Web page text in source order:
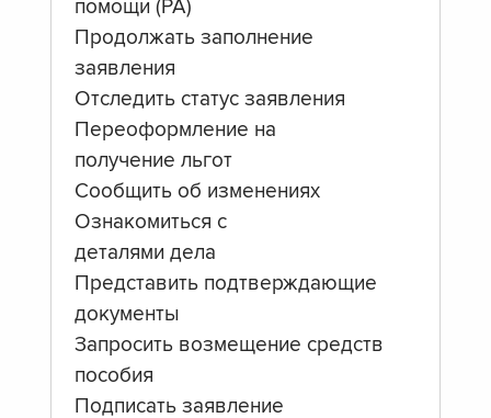
помощи (PA)
Продолжать заполнение
заявления
Отследить статус заявления
Переоформление на
получение льгот
Сообщить об изменениях
Ознакомиться с
деталями дела
Представить подтверждающие
документы
Запросить возмещение средств
пособия
Подписать заявление